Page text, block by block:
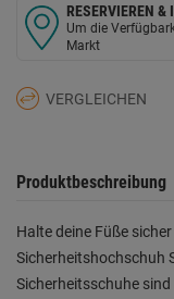
RESERVIEREN
Um die
Markt
VERGLEICHEN
Produktbeschreibung
Halte deine Füße
Sicherheitshochschuh
Sicherheitsschuhe